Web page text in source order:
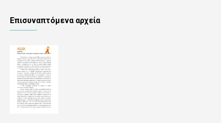
Επισυναπτόμενα αρχεία